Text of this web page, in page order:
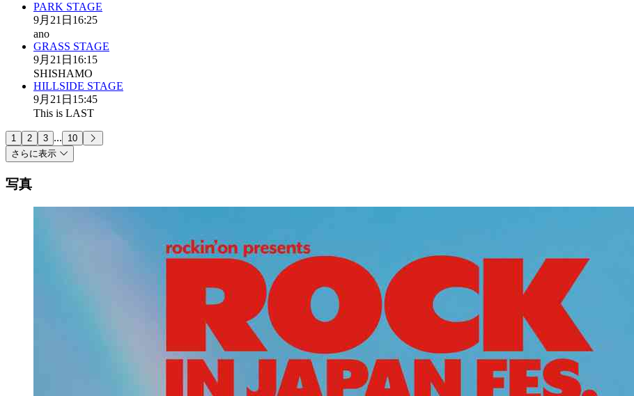
PARK STAGE
9月21日 16:25
ano
GRASS STAGE
9月21日 16:15
SHISHAMO
HILLSIDE STAGE
9月21日 15:45
This is LAST
1 2 3 ...
10
さらに表示
写真